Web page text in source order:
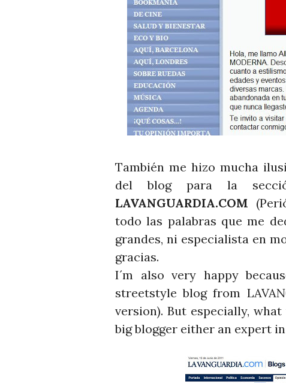
También me hizo mucha
del blog para la
LAVANGUARDIA.COM
todo las palabras que me
grandes, ni especialista en
gracias.
I´m also very happy
streetstyle blog from
version). But especially,
big blogger either an expert